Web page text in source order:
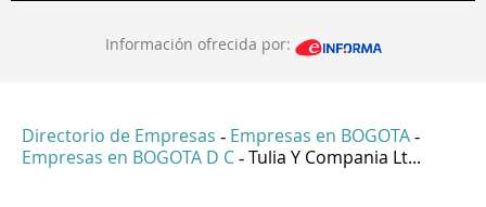
Información ofrecida por:
Directorio de Empresas - Empresas en BOGOTA -
Empresas en BOGOTA D C - Tulia Y Compania Lt...